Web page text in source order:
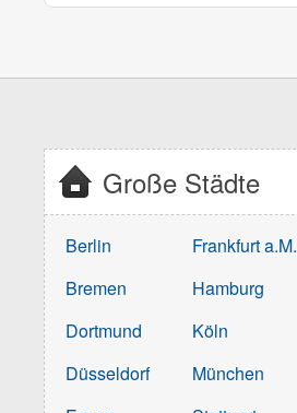
Große Städte
Berlin
Bremen
Dortmund
Düsseldorf
Frankfurt a.M.
Hamburg
Köln
München